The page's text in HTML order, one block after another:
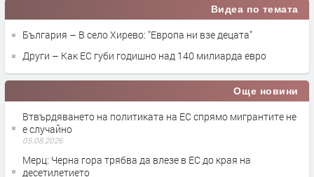
Видеа по темата
България – В село Хирево: "Европа ни взе децата"
Други – Как ЕС губи годишно над 140 милиарда евро
Още новини
Втвърдяването на политиката на ЕС спрямо мигрантите не
е случайно
05.08.2026
Мерц: Черна гора трябва да влезе в ЕС до края на
десетилетието